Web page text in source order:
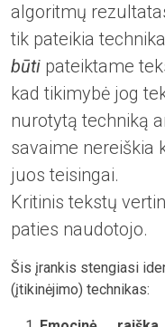
algoritmų
tik pateikia
būti pateiktame
kad tikimybė jog
nurotytą techniką
savaime nereiškia
juos teisingai.
Kritinis tekstų
paties naudotojo.
Šis įrankis stengiasi
(įtikinėjimo) technikas: